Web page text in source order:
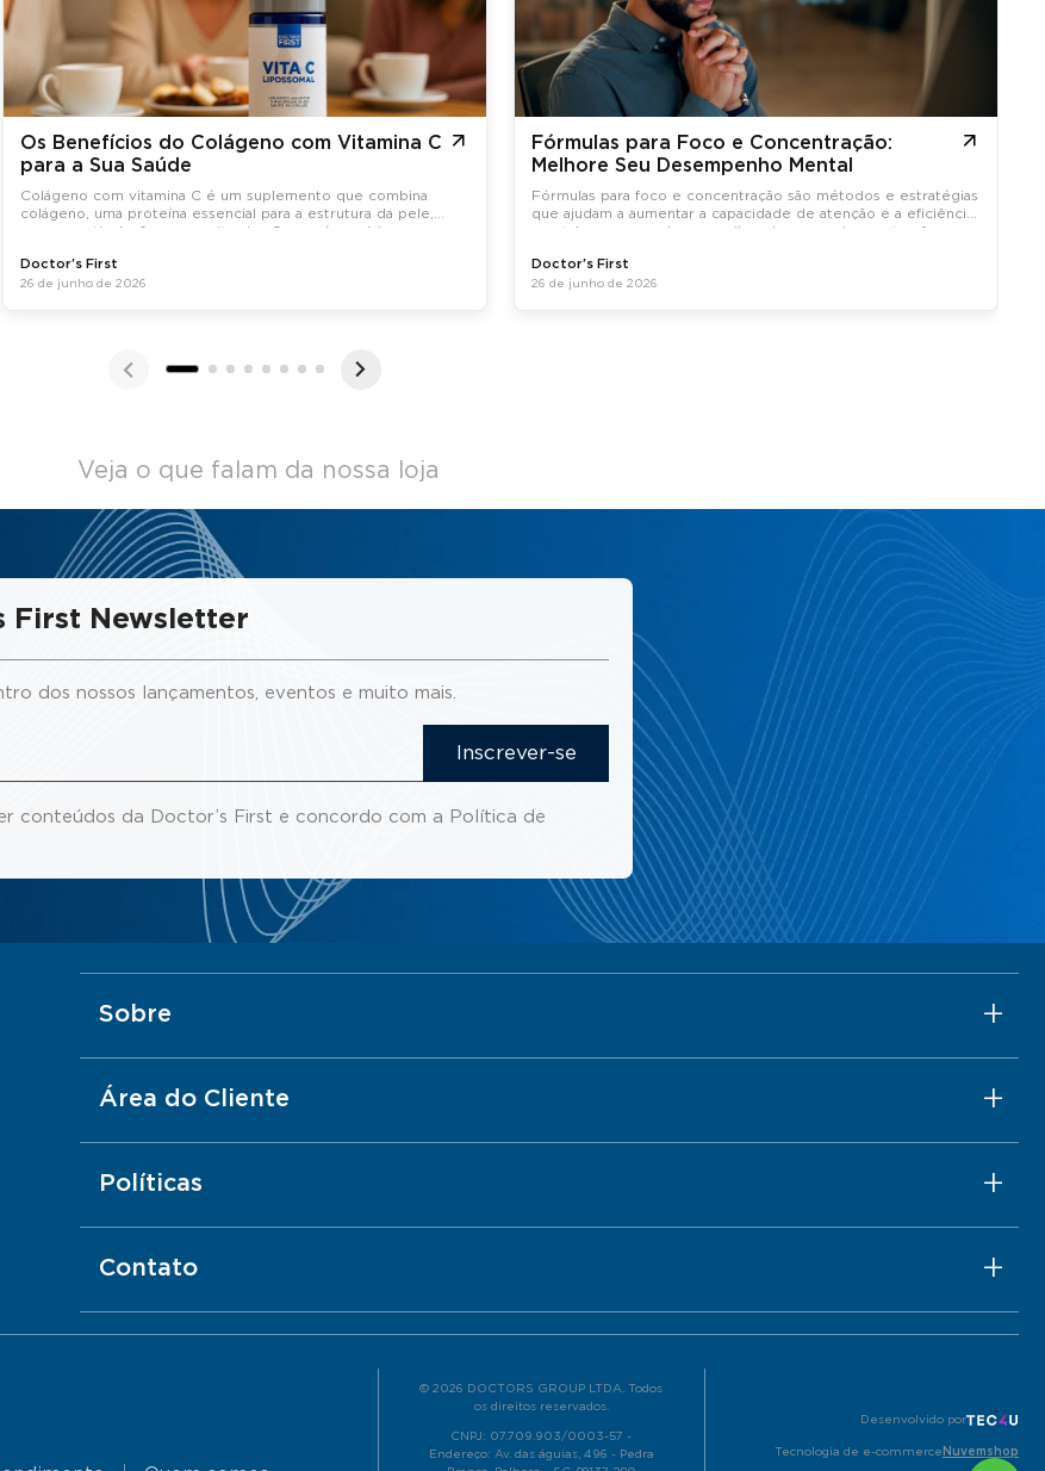
Os Benefícios do Colágeno com Vitamina C
para a Sua Saúde
Colágeno com vitamina C é um suplemento que combina
colágeno, uma proteína essencial para a estrutura da pele,
ossos e articulações, com vitamina C, que é crucial para a
Doctor's First
26 de junho de 2026
Fórmulas para Foco e Concentração:
Melhore Seu Desempenho Mental
Fórmulas para foco e concentração são métodos e estratégias
que ajudam a aumentar a capacidade de atenção e a eficiência
mental, promovendo um melhor desempenho em tarefas
Doctor's First
26 de junho de 2026
Veja o que falam da nossa loja
First Newsletter
dos nossos lançamentos, eventos e muito mais.
Inscrever-se
conteúdos da Doctor’s First e concordo com a Política de
Sobre
Área do Cliente
Políticas
Contato
© 2026 DOCTORS GROUP LTDA. Todos
os direitos reservados.
CNPJ: 07.709.903/0003-57 -
Endereço: Av. das águias, 496 - Pedra
Desenvolvido por
Tecnologia de e-commerce Nuvemshop